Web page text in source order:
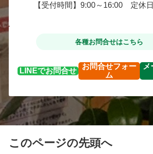
【受付時間】9:00～16:00 定休
各種お問合せはこちら
LINEでお問合せ
お問合せフォー
ム
このページの先頭へ